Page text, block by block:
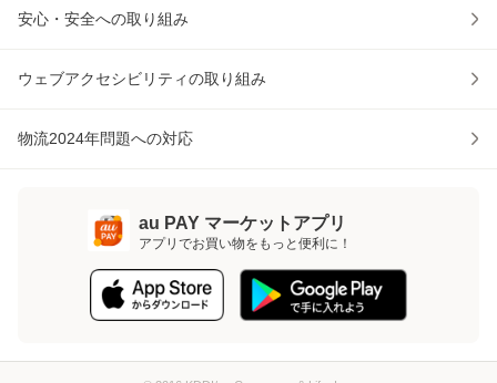
安心・安全への取り組み
ウェブアクセシビリティの取り組み
物流2024年問題への対応
au PAY マーケットアプリ
アプリでお買い物をもっと便利に！